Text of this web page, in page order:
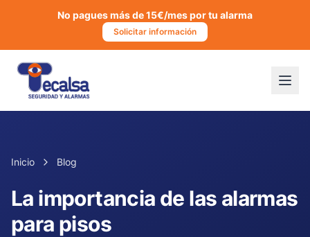
No pagues más de 15€/mes por tu alarma
Solicitar información
Inicio Blog
La importancia de las alarmas
para pisos